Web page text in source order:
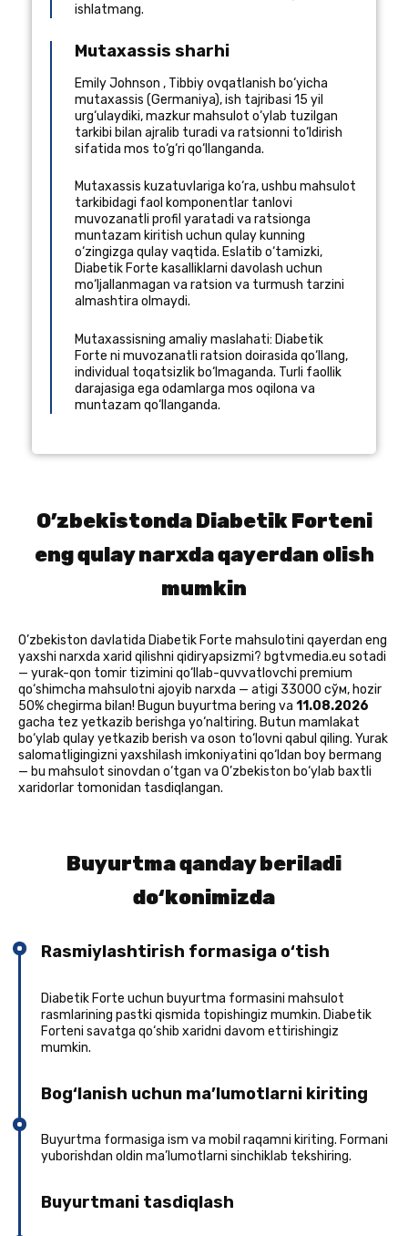
ishlatmang.
Mutaxassis sharhi
Emily Johnson , Tibbiy ovqatlanish bo‘yicha
mutaxassis (Germaniya), ish tajribasi 15 yil
urg‘ulaydiki, mazkur mahsulot o‘ylab tuzilgan
tarkibi bilan ajralib turadi va ratsionni to‘ldirish
sifatida mos to‘g‘ri qo‘llanganda.
Mutaxassis kuzatuvlariga ko‘ra, ushbu mahsulot
tarkibidagi faol komponentlar tanlovi
muvozanatli profil yaratadi va ratsionga
muntazam kiritish uchun qulay kunning
o‘zingizga qulay vaqtida. Eslatib o‘tamizki,
Diabetik Forte kasalliklarni davolash uchun
mo‘ljallanmagan va ratsion va turmush tarzini
almashtira olmaydi.
Mutaxassisning amaliy maslahati: Diabetik
Forte ni muvozanatli ratsion doirasida qo‘llang,
individual toqatsizlik bo‘lmaganda. Turli faollik
darajasiga ega odamlarga mos oqilona va
muntazam qo‘llanganda.
O’zbekistonda Diabetik Forteni
eng qulay narxda qayerdan olish
mumkin
O’zbekiston davlatida Diabetik Forte mahsulotini qayerdan eng
yaxshi narxda xarid qilishni qidiryapsizmi? bgtvmedia.eu sotadi
— yurak-qon tomir tizimini qo‘llab-quvvatlovchi premium
qo‘shimcha mahsulotni ajoyib narxda — atigi 33000 сўм, hozir
50% chegirma bilan! Bugun buyurtma bering va 11.08.2026
gacha tez yetkazib berishga yo‘naltiring. Butun mamlakat
bo‘ylab qulay yetkazib berish va oson to‘lovni qabul qiling. Yurak
salomatligingizni yaxshilash imkoniyatini qo‘ldan boy bermang
— bu mahsulot sinovdan o‘tgan va O’zbekiston bo‘ylab baxtli
xaridorlar tomonidan tasdiqlangan.
Buyurtma qanday beriladi
do‘konimizda
Rasmiylashtirish formasiga o‘tish
Diabetik Forte uchun buyurtma formasini mahsulot
rasmlarining pastki qismida topishingiz mumkin. Diabetik
Forteni savatga qo‘shib xaridni davom ettirishingiz
mumkin.
Bog‘lanish uchun ma’lumotlarni kiriting
Buyurtma formasiga ism va mobil raqamni kiriting. Formani
yuborishdan oldin ma’lumotlarni sinchiklab tekshiring.
Buyurtmani tasdiqlash